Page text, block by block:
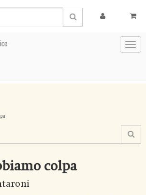
colpa